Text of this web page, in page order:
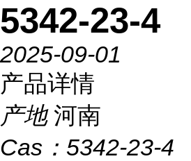
5342-23-4
2025-09-01
产品详情
产地 河南
Cas： 5342-23-4